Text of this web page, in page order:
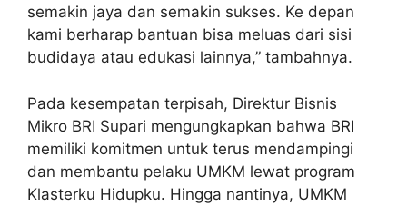
semakin jaya dan semakin sukses. Ke depan
kami berharap bantuan bisa meluas dari sisi
budidaya atau edukasi lainnya,” tambahnya.
Pada kesempatan terpisah, Direktur Bisnis
Mikro BRI Supari mengungkapkan bahwa BRI
memiliki komitmen untuk terus mendampingi
dan membantu pelaku UMKM lewat program
Klasterku Hidupku. Hingga nantinya, UMKM